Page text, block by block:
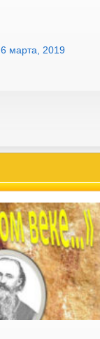
6 марта, 2019